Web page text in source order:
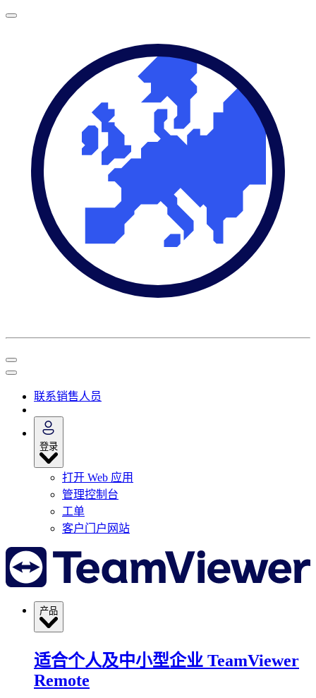
联系销售人员
登录
打开 Web 应用
管理控制台
工单
客户门户网站
产品
适合个人及中小型企业 TeamViewer
Remote